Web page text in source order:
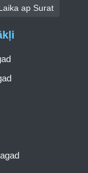
ap Surat